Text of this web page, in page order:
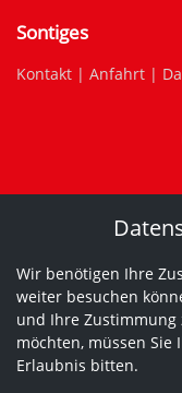
Sontiges
Kontakt | Anfahrt |
Wir benötigen Ihre
weiter besuchen
und Ihre
möchten, müssen
Erlaubnis bitten.